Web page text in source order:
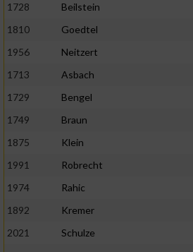
1728
Beilstein
1810
Goedtel
1956
Neitzert
1713
Asbach
1729
Bengel
1749
Braun
1875
Klein
1991
Robrecht
1974
Rahic
1892
Kremer
2021
Schulze